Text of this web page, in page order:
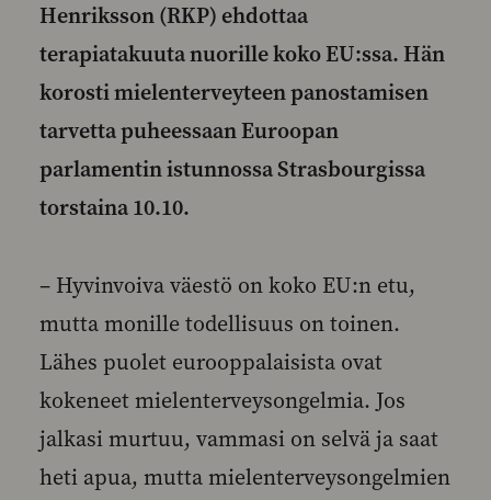
Henriksson (RKP) ehdottaa
terapiatakuuta nuorille koko EU:ssa. Hän
korosti mielenterveyteen panostamisen
tarvetta puheessaan Euroopan
parlamentin istunnossa Strasbourgissa
torstaina 10.10.
– Hyvinvoiva väestö on koko EU:n etu,
mutta monille todellisuus on toinen.
Lähes puolet eurooppalaisista ovat
kokeneet mielenterveysongelmia. Jos
jalkasi murtuu, vammasi on selvä ja saat
heti apua, mutta mielenterveysongelmien